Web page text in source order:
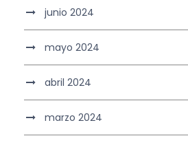
junio 2024
mayo 2024
abril 2024
marzo 2024